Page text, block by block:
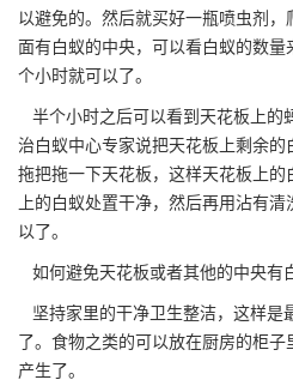
以避免的。然后就买好一瓶喷虫剂
面有白蚁的中央，可以看白蚁的数
个小时就可以了。
半个小时之后可以看到天花板上的
治白蚁中心专家说把天花板上剩余的
拖把拖一下天花板，这样天花板上
上的白蚁处置干净，然后再用沾有
以了。
如何避免天花板或者其他的中央有
坚持家里的干净卫生整洁，这样是
了。食物之类的可以放在厨房的柜子
产生了。